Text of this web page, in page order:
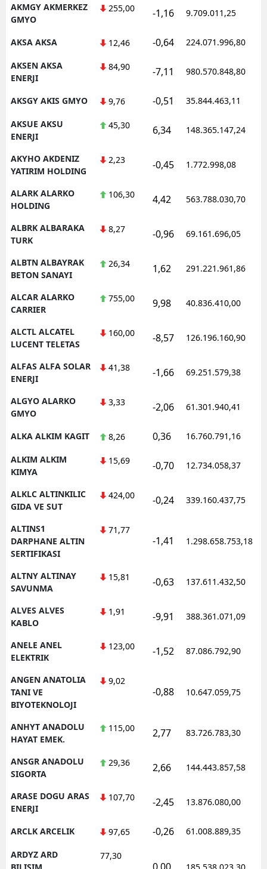
AKMGY AKMERKEZ
GMYO
255,00 -1,16 9.709.011,25
AKSA AKSA 12,46 -0,64 224.071.996,80
AKSEN AKSA
ENERJI
84,90 -7,11 980.570.848,80
AKSGY AKIS GMYO 9,76 -0,51 35.844.463,11
AKSUE AKSU
ENERJI
45,30 6,34 148.365.147,24
AKYHO AKDENIZ
YATIRIM HOLDING
2,23 -0,45 1.772.998,08
ALARK ALARKO
HOLDING
106,30 4,42 563.788.030,70
ALBRK ALBARAKA
TURK
8,27 -0,96 69.161.696,05
ALBTN ALBAYRAK
BETON SANAYI
26,34 1,62 291.221.961,86
ALCAR ALARKO
CARRIER
755,00 9,98 40.836.410,00
ALCTL ALCATEL
LUCENT TELETAS
160,00 -8,57 126.196.160,90
ALFAS ALFA SOLAR
ENERJI
41,38 -1,66 69.251.579,38
ALGYO ALARKO
GMYO
3,33 -2,06 61.301.940,41
ALKA ALKIM KAGIT 8,26 0,36 16.760.791,16
ALKIM ALKIM
KIMYA
15,69 -0,70 12.734.058,37
ALKLC ALTINKILIC
GIDA VE SUT
424,00 -0,24 339.160.437,75
ALTINS1
DARPHANE ALTIN
SERTIFIKASI
71,77
-1,41 1.298.658.753,18
ALTNY ALTINAY
SAVUNMA
15,81 -0,63 137.611.432,50
ALVES ALVES
KABLO
1,91 -9,91 388.361.071,09
ANELE ANEL
ELEKTRIK
123,00 -1,52 87.086.792,90
ANGEN ANATOLIA
TANI VE
BIYOTEKNOLOJI
9,02
-0,88 10.647.059,75
ANHYT ANADOLU
HAYAT EMEK.
115,00 2,77 83.726.783,30
ANSGR ANADOLU
SIGORTA
29,36 2,66 144.443.857,58
ARASE DOGU ARAS
ENERJI
107,70 -2,45 13.876.080,00
ARCLK ARCELIK 97,65 -0,26 61.008.889,35
ARDYZ ARD
BILISIM
77,30
0,00 185.538.023,30